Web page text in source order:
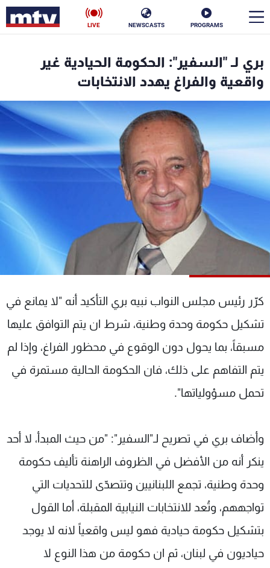
PROGRAMS
NEWSCASTS
LIVE
بري لـ "السفير": الحكومة الحيادية غير
واقعية والفراغ يهدد الانتخابات
كرّر رئيس مجلس النواب نبيه بري التأكيد أنه "لا يمانع في
تشكيل حكومة وحدة وطنية، شرط ان يتم التوافق عليها
مسبقاً، بما يحول دون الوقوع في محظور الفراغ، وإذا لم
يتم التفاهم على ذلك، فان الحكومة الحالية مستمرة في
تحمل مسؤولياتها".
وأضاف بري في تصريح لـ"السفير": "من حيث المبدأ، لا أحد
ينكر أنه من الأفضل في الظروف الراهنة تأليف حكومة
وحدة وطنية، تجمع اللبنانيين وتتصدّى للتحديات التي
تواجههم، وتُعد للانتخابات النيابية المقبلة، أما القول
بتشكيل حكومة حيادية فهو ليس واقعياً لانه لا يوجد
حياديون في لبنان، ثم ان حكومة من هذا النوع لا
الأخبار
ناس
إقتصاد فن
منوعات رياضة
كأس العالم
البرامج
الترددات
الإنـتـاج
لاعلاناتكم
تواصل معنا
شروط الإسـتخدام
سياسة الخصوصية